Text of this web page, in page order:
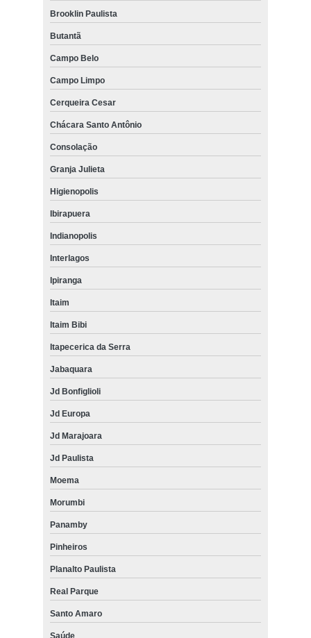
Brooklin Paulista
Butantã
Campo Belo
Campo Limpo
Cerqueira Cesar
Chácara Santo Antônio
Consolação
Granja Julieta
Higienopolis
Ibirapuera
Indianopolis
Interlagos
Ipiranga
Itaim
Itaim Bibi
Itapecerica da Serra
Jabaquara
Jd Bonfiglioli
Jd Europa
Jd Marajoara
Jd Paulista
Moema
Morumbi
Panamby
Pinheiros
Planalto Paulista
Real Parque
Santo Amaro
Saúde